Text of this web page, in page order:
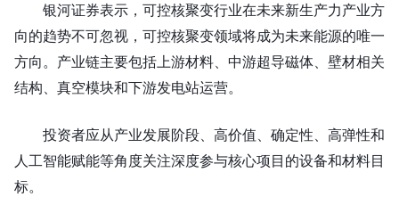
银河证券表示，可控核聚变行业在未来新生产力产业方
向的趋势不可忽视，可控核聚变领域将成为未来能源的唯一
方向。产业链主要包括上游材料、中游超导磁体、壁材相关
结构、真空模块和下游发电站运营。
投资者应从产业发展阶段、高价值、确定性、高弹性和
人工智能赋能等角度关注深度参与核心项目的设备和材料目
标。